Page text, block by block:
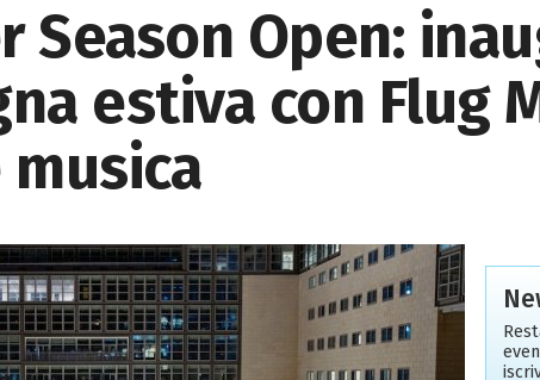
Season Open:
estiva con Flug